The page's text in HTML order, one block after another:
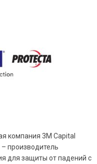
компания 3M Capital
производитель
для защиты от падений с